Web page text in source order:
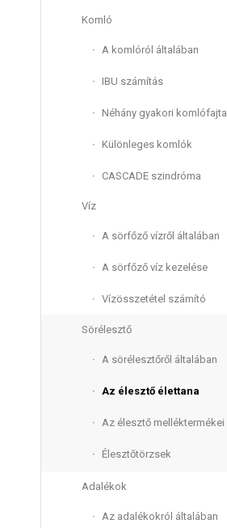
Komló
A komlóról általában
IBU számítás
Néhány gyakori komlófajta
Különleges komlók
CASCADE szindróma
Víz
A sörfőző vízről általában
A sörfőző víz kezelése
Vízösszetétel számító
Sörélesztő
A sörélesztőről általában
Az élesztő élettana
Az élesztő melléktermékei
Élesztőtörzsek
Adalékok
Az adalékokról általában